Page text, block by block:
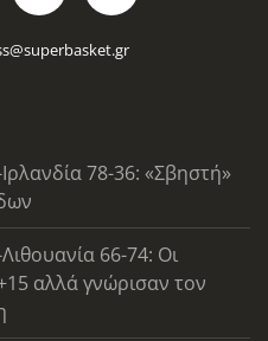
78-36: «Σβηστή»
66-74: Οι
αλλά γνώρισαν τον